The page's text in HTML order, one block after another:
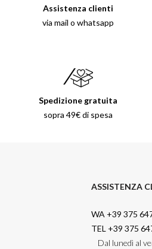
Assistenza clienti
via mail o whatsapp
Spedizione gratuita
sopra 49€ di spesa
ASSISTENZA
WA +39 375
TEL +39 375
Dal lunedì al